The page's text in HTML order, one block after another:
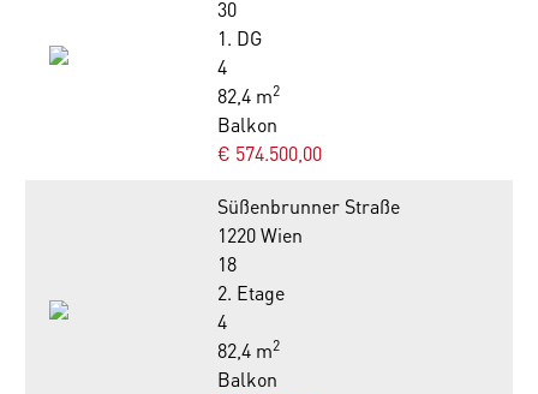
30
1. DG
4
82,4 m2
Balkon
€ 574.500,00
Süßenbrunner Straße
1220 Wien
18
2. Etage
4
82,4 m2
Balkon